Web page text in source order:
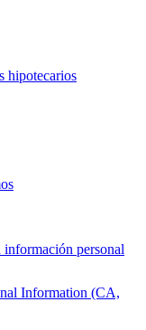
hipotecarios
personal
Information (CA,